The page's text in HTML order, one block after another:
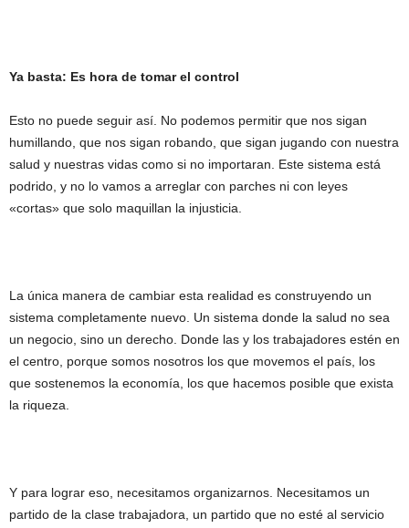
Ya basta: Es hora de tomar el control
Esto no puede seguir así. No podemos permitir que nos sigan
humillando, que nos sigan robando, que sigan jugando con nuestra
salud y nuestras vidas como si no importaran. Este sistema está
podrido, y no lo vamos a arreglar con parches ni con leyes
«cortas» que solo maquillan la injusticia.
La única manera de cambiar esta realidad es construyendo un
sistema completamente nuevo. Un sistema donde la salud no sea
un negocio, sino un derecho. Donde las y los trabajadores estén en
el centro, porque somos nosotros los que movemos el país, los
que sostenemos la economía, los que hacemos posible que exista
la riqueza.
Y para lograr eso, necesitamos organizarnos. Necesitamos un
partido de la clase trabajadora, un partido que no esté al servicio